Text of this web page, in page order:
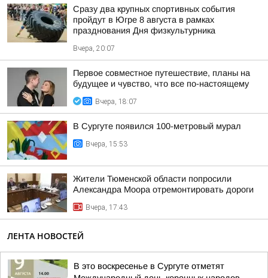
Сразу два крупных спортивных события
пройдут в Югре 8 августа в рамках
празднования Дня физкультурника
Вчера, 20:07
Первое совместное путешествие, планы на
будущее и чувство, что все по-настоящему
Вчера, 18:07
В Сургуте появился 100-метровый мурал
Вчера, 15:53
Жители Тюменской области попросили
Александра Моора отремонтировать дороги
Вчера, 17:43
ЛЕНТА НОВОСТЕЙ
В это воскресенье в Сургуте отметят